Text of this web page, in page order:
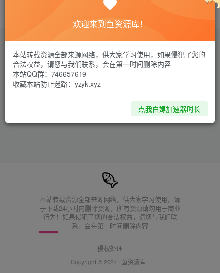
评论1
9个月前
本站转载资源全部来源网络，供大家学习使用，请
于下载24小时内删除资源，所有资源请勿用于商业
行为！如果侵犯了您的合法权益，请您与我们联
系，会在第一时间删除内容
侵权处理
Copyright © 2024 · 鱼资源库 ·
欢迎来到鱼资源库！
本站转载资源全部来源网络，供大家学习使用，如果侵犯了您的
合法权益，请您与我们联系，会在第一时间删除内容
本站QQ群：746657619
收藏本站防止迷路：yzyk.xyz
点我白嫖加速器时长